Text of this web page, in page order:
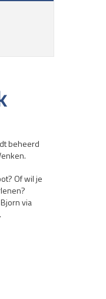
beheerd
Of wil je
via
.